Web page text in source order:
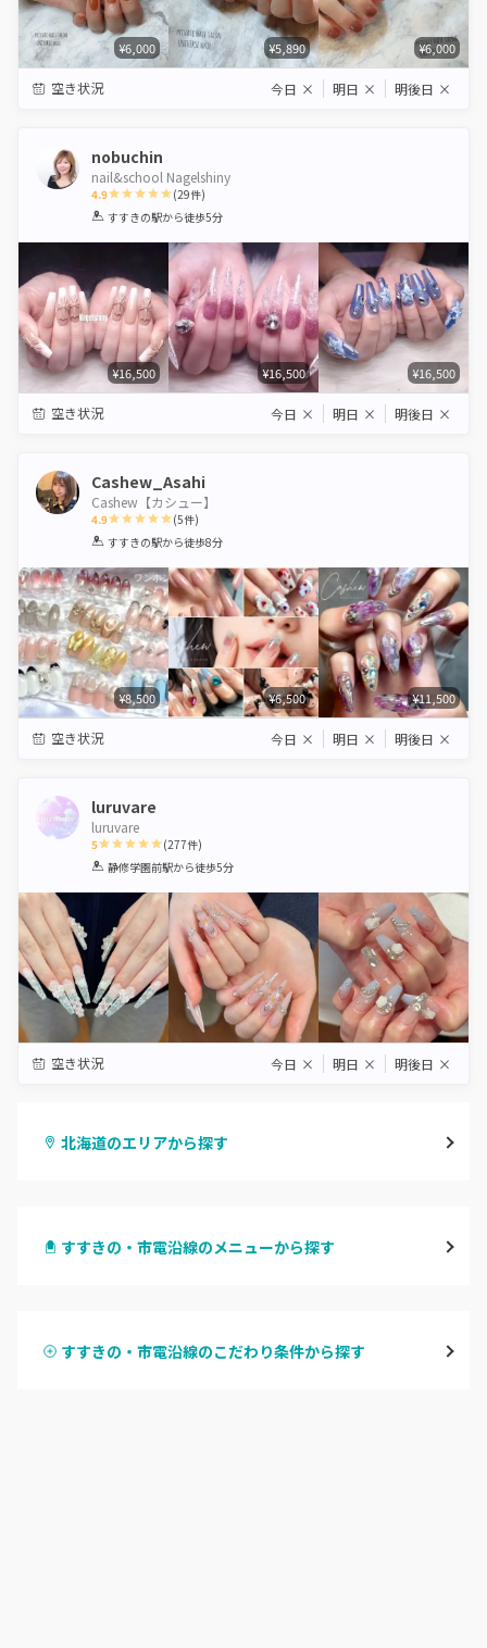
¥6,000 ¥5,890 ¥6,000
空き状況 今日 × 明日 × 明後日 ×
nobuchin
nail&school Nagelshiny
4.9
1 2 3 4 5
(29件)
すすきの駅から徒歩5分
¥16,500 ¥16,500 ¥16,500
空き状況 今日 × 明日 × 明後日 ×
Cashew_Asahi
Cashew【カシュー】
4.9
1 2 3 4 5
(5件)
すすきの駅から徒歩8分
¥8,500 ¥6,500 ¥11,500
空き状況 今日 × 明日 × 明後日 ×
luruvare
luruvare
5
1 2 3 4 5
(277件)
静修学園前駅から徒歩5分
空き状況 今日 × 明日 × 明後日 ×
北海道のエリアから探す
すすきの・市電沿線のメニューから探す
すすきの・市電沿線のこだわり条件から探す